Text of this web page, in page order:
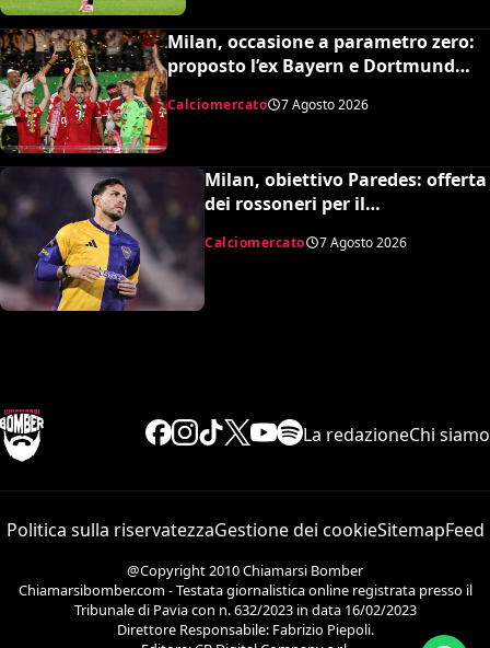
Milan, occasione a parametro zero:
proposto l’ex Bayern e Dortmund
Raphaël Guerreiro per il nuovo
modulo
Calciomercato 7 Agosto 2026
Milan, obiettivo Paredes: offerta
dei rossoneri per il
Calciomercato 7 Agosto 2026
La redazioneChi siamo
Politica sulla riservatezzaGestione dei cookieSitemapFeed
@Copyright 2010 Chiamarsi Bomber
Chiamarsibomber.com - Testata giornalistica online registrata presso il
Tribunale di Pavia con n. 632/2023 in data 16/02/2023
Direttore Responsabile: Fabrizio Piepoli.